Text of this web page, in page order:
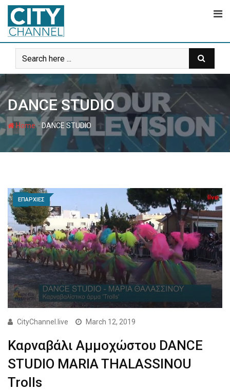
Skip
content
DANCE STUDIO
Home- DANCE STUDIO
ΕΠΑΡΧΙΕΣ
CityChannel.live March 12, 2019
Καρναβάλι Αμμοχώστου DANCE
STUDIO MARIA THALASSINOU
Trolls